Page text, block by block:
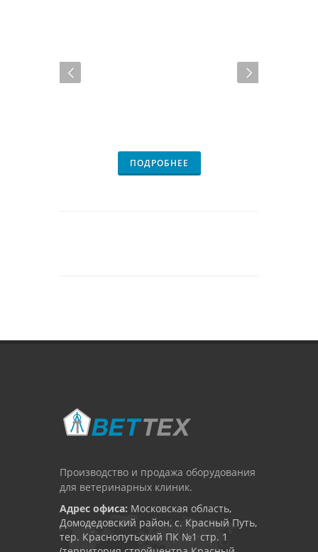
ПОДРОБНЕЕ
Производство и продажа оборудования
для ветеринарных клиник.
Адрес офиса: Московская область,
Домодедовский район, с. Красный Путь,
тер. Краснопутьский ПК №1 стр. 1